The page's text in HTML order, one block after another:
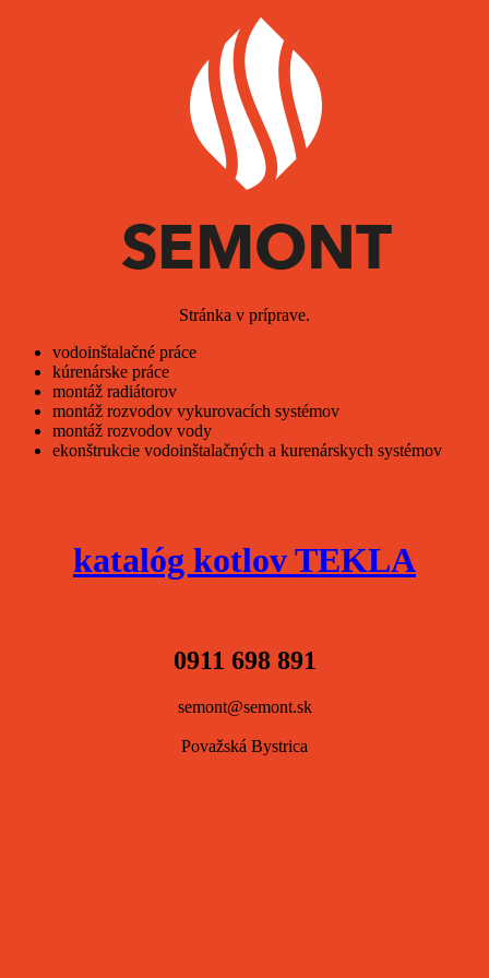
Stránka v príprave.
vodoinštalačné práce
kúrenárske práce
montáž radiátorov
montáž rozvodov vykurovacích systémov
montáž rozvodov vody
ekonštrukcie vodoinštalačných a kurenárskych systémov
katalóg kotlov TEKLA
0911 698 891
semont@semont.sk
Považská Bystrica